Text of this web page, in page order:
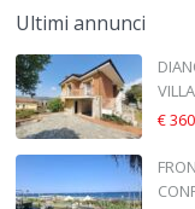
Ultimi annunci
€